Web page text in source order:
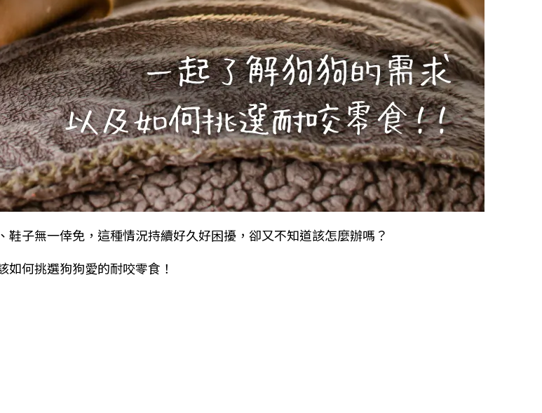
子無一倖免，這種情況持續好久好困擾，卻又不知道該怎麼辦嗎？
何挑選狗狗愛的耐咬零食！